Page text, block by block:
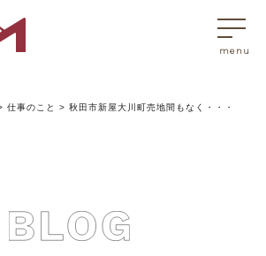
ばれる理由
仕事のこと >秋田市新屋大川町売地間もなく・・・